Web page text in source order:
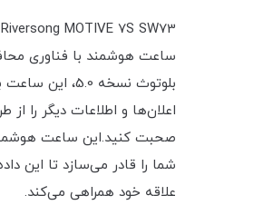
بلوتوث نسخه
اعلان‌ها و اطلاعات دیگر را
علاقه خود همراهی می‌کند.